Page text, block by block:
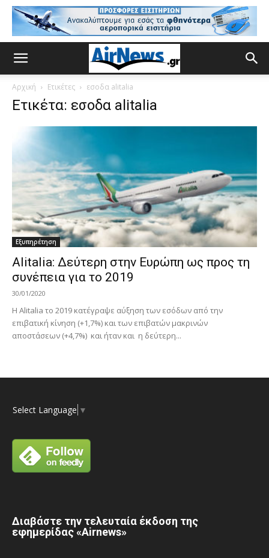
Αρχική Ετικέτες εσοδα alitalia
Ετικέτα: εσοδα alitalia
Εξυπηρέτηση
Alitalia: Δεύτερη στην Ευρώπη ως προς τη
συνέπεια για το 2019
30/01/2020
Η Alitalia το 2019 κατέγραψε αύξηση των εσόδων από την
επιβατική κίνηση (+1,7%) και των επιβατών μακρινών
αποστάσεων (+4,7%) και ήταν και η δεύτερη...
Select Language ▼
Διαβάστε την τελευταία έκδοση της
εφημερίδας «Airnews»